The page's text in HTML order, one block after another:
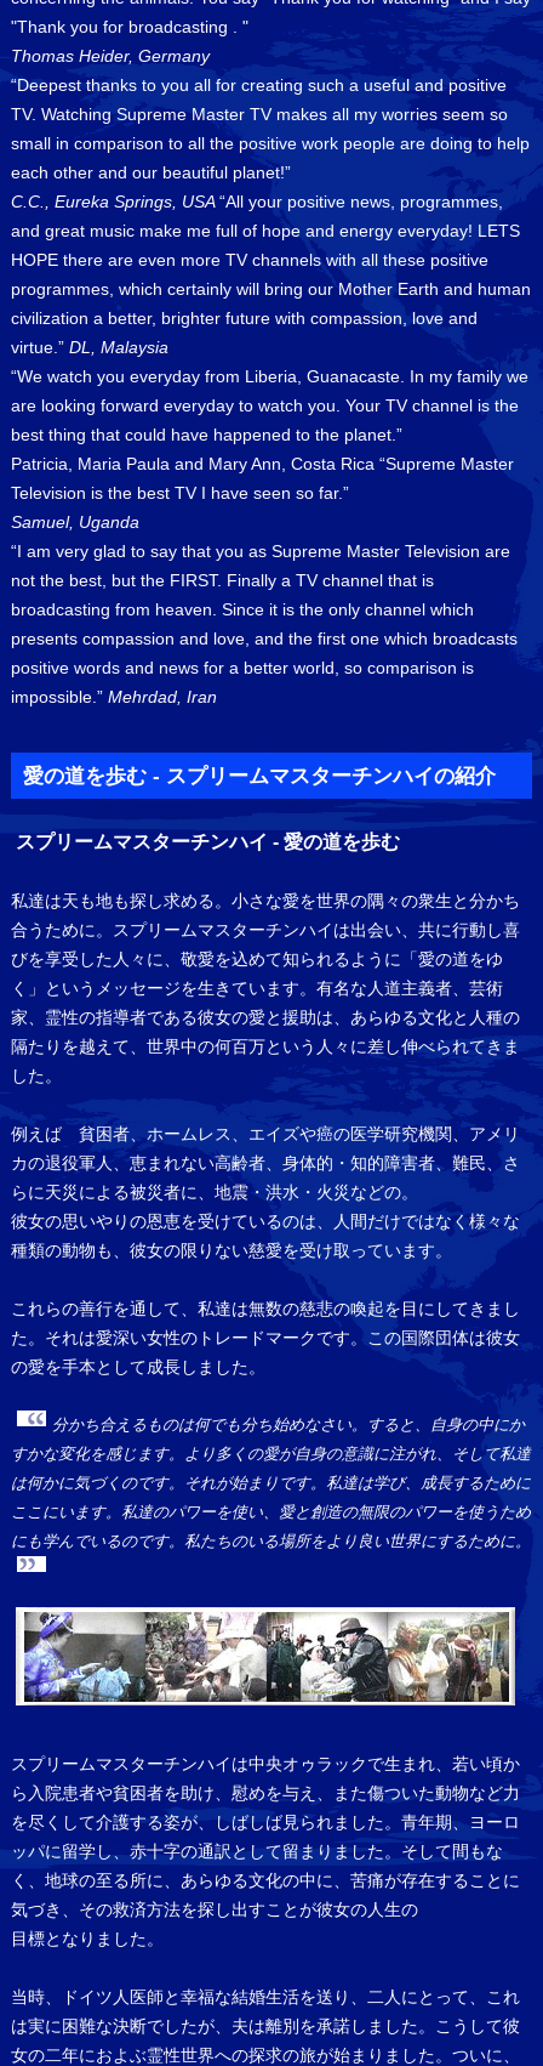
"Thank you for broadcasting . "
Thomas Heider, Germany
“Deepest thanks to you all for creating such a useful and positive
TV. Watching Supreme Master TV makes all my worries seem so
small in comparison to all the positive work people are doing to help
each other and our beautiful planet!”
C.C., Eureka Springs, USA“All your positive news, programmes,
and great music make me full of hope and energy everyday! LETS
HOPE there are even more TV channels with all these positive
programmes, which certainly will bring our Mother Earth and human
civilization a better, brighter future with compassion, love and
virtue.” DL, Malaysia
“We watch you everyday from Liberia, Guanacaste. In my family we
are looking forward everyday to watch you. Your TV channel is the
best thing that could have happened to the planet.”
Patricia, Maria Paula and Mary Ann, Costa Rica “Supreme Master
Television is the best TV I have seen so far.”
Samuel, Uganda
“I am very glad to say that you as Supreme Master Television are
not the best, but the FIRST. Finally a TV channel that is
broadcasting from heaven. Since it is the only channel which
presents compassion and love, and the first one which broadcasts
positive words and news for a better world, so comparison is
impossible.” Mehrdad, Iran
愛の道を歩む - スプリームマスターチンハイの紹介
スプリームマスターチンハイ - 愛の道を歩む
私達は天も地も探し求める。小さな愛を世界の隅々の衆生と分かち
合うために。スプリームマスターチンハイは出会い、共に行動し喜
びを享受した人々に、敬愛を込めて知られるように「愛の道をゆ
く」というメッセージを生きています。有名な人道主義者、芸術
家、霊性の指導者である彼女の愛と援助は、あらゆる文化と人種の
隔たりを越えて、世界中の何百万という人々に差し伸べられてきま
した。
例えば 貧困者、ホームレス、エイズや癌の医学研究機関、アメリ
カの退役軍人、恵まれない高齢者、身体的・知的障害者、難民、さ
らに天災による被災者に、地震・洪水・火災などの。
彼女の思いやりの恩恵を受けているのは、人間だけではなく様々な
種類の動物も、彼女の限りない慈愛を受け取っています。
これらの善行を通して、私達は無数の慈悲の喚起を目にしてきまし
た。それは愛深い女性のトレードマークです。この国際団体は彼女
の愛を手本として成長しました。
分かち合えるものは何でも分ち始めなさい。すると、自身の中にか
すかな変化を感じます。より多くの愛が自身の意識に注がれ、そして私達
は何かに気づくのです。それが始まりです。私達は学び、成長するために
ここにいます。私達のパワーを使い、愛と創造の無限のパワーを使うため
にも学んでいるのです。私たちのいる場所をより良い世界にするために。
スプリームマスターチンハイは中央オゥラックで生まれ、若い頃か
ら入院患者や貧困者を助け、慰めを与え、また傷ついた動物など力
を尽くして介護する姿が、しばしば見られました。青年期、ヨーロ
ッパに留学し、赤十字の通訳として留まりました。そして間もな
く、地球の至る所に、あらゆる文化の中に、苦痛が存在することに
気づき、その救済方法を探し出すことが彼女の人生の
目標となりました。
当時、ドイツ人医師と幸福な結婚生活を送り、二人にとって、これ
は実に困難な決断でしたが、夫は離別を承諾しました。こうして彼
女の二年におよぶ霊性世界への探求の旅が始まりました。ついに、